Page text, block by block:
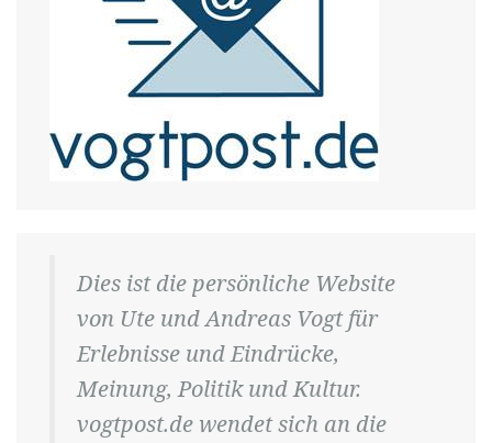
Dies ist die persönliche Website
von Ute und Andreas Vogt für
Erlebnisse und Eindrücke,
Meinung, Politik und Kultur.
vogtpost.de wendet sich an die